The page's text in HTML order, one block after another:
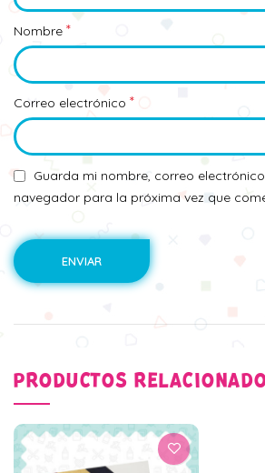
Nombre *
Correo electrónico *
Guarda mi nombre, correo
navegador para la próxima vez que
PRODUCTOS